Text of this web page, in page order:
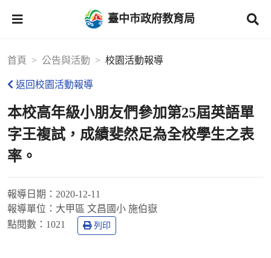
臺中市政府教育局
首頁 公告與活動 校園活動報導
返回校園活動報導
本校高年級小朋友們參加第25屆英語單
字王複試，成績斐然足為全校學生之表
率。
報導日期： 2020-12-11
報導單位： 大甲區 文昌國小 施伯嶽
點閱數： 1021 列印